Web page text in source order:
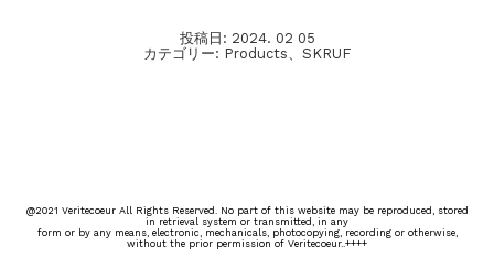
投稿日: 2024. 02 05
カテゴリー: Products、 SKRUF
@2021 Veritecoeur All Rights Reserved. No part of this website may be reproduced, stored
in retrieval system or transmitted, in any
form or by any means, electronic, mechanicals, photocopying, recording or otherwise,
without the prior permission of Veritecoeur..++++